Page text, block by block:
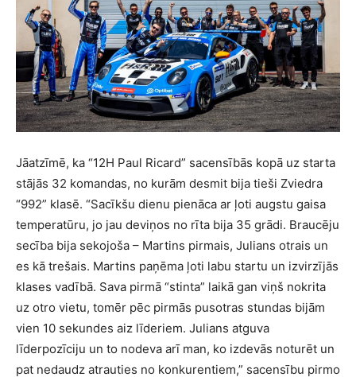
Jāatzīmē, ka “12H Paul Ricard” sacensībās kopā uz starta
stājās 32 komandas, no kurām desmit bija tieši Zviedra
“992” klasē. “Sacīkšu dienu pienāca ar ļoti augstu gaisa
temperatūru, jo jau deviņos no rīta bija 35 grādi. Braucēju
secība bija sekojoša – Martins pirmais, Julians otrais un
es kā trešais. Martins paņēma ļoti labu startu un izvirzījās
klases vadībā. Sava pirmā “stinta” laikā gan viņš nokrita
uz otro vietu, tomēr pēc pirmās pusotras stundas bijām
vien 10 sekundes aiz līderiem. Julians atguva
līderpozīciju un to nodeva arī man, ko izdevās noturēt un
pat nedaudz atrauties no konkurentiem,” sacensību pirmo